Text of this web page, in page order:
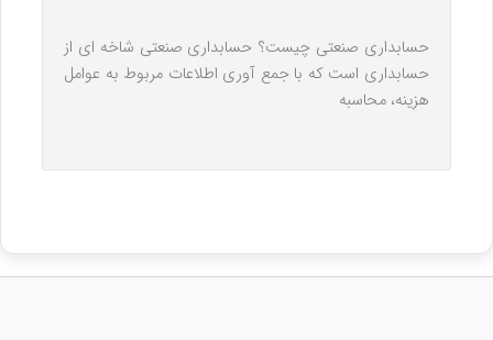
حسابداری صنعتی چیست؟ حسابداری صنعتی شاخه ای از
حسابداری است که با جمع آوری اطلاعات مربوط به عوامل
هزینه، محاسبه